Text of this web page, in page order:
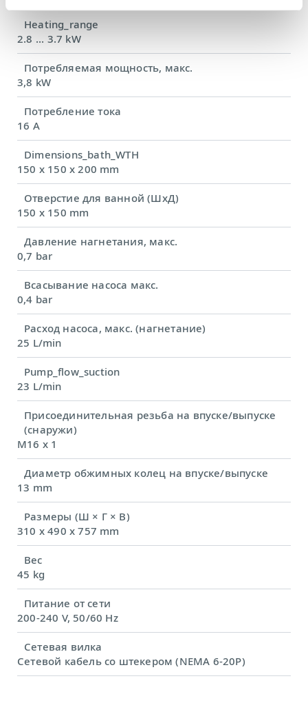
Heating_range
2.8 ... 3.7 kW
Потребляемая мощность, макс.
3,8 kW
Потребление тока
16 A
Dimensions_bath_WTH
150 x 150 x 200 mm
Отверстие для ванной (ШхД)
150 x 150 mm
Давление нагнетания, макс.
0,7 bar
Всасывание насоса макс.
0,4 bar
Расход насоса, макс. (нагнетание)
25 L/min
Pump_flow_suction
23 L/min
Присоединительная резьба на впуске/выпуске
(снаружи)
M16 x 1
Диаметр обжимных колец на впуске/выпуске
13 mm
Размеры (Ш × Г × В)
310 x 490 x 757 mm
Вес
45 kg
Питание от сети
200-240 V, 50/60 Hz
Сетевая вилка
Сетевой кабель со штекером (NEMA 6-20P)